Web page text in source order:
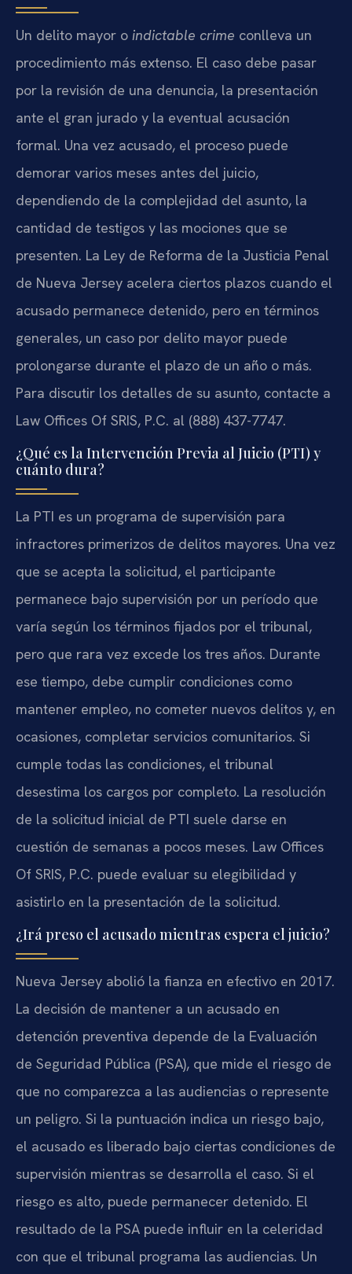
Un delito mayor o indictable crime conlleva un
procedimiento más extenso. El caso debe pasar
por la revisión de una denuncia, la presentación
ante el gran jurado y la eventual acusación
formal. Una vez acusado, el proceso puede
demorar varios meses antes del juicio,
dependiendo de la complejidad del asunto, la
cantidad de testigos y las mociones que se
presenten. La Ley de Reforma de la Justicia Penal
de Nueva Jersey acelera ciertos plazos cuando el
acusado permanece detenido, pero en términos
generales, un caso por delito mayor puede
prolongarse durante el plazo de un año o más.
Para discutir los detalles de su asunto, contacte a
Law Offices Of SRIS, P.C. al (888) 437-7747.
¿Qué es la Intervención Previa al Juicio (PTI) y
cuánto dura?
La PTI es un programa de supervisión para
infractores primerizos de delitos mayores. Una vez
que se acepta la solicitud, el participante
permanece bajo supervisión por un período que
varía según los términos fijados por el tribunal,
pero que rara vez excede los tres años. Durante
ese tiempo, debe cumplir condiciones como
mantener empleo, no cometer nuevos delitos y, en
ocasiones, completar servicios comunitarios. Si
cumple todas las condiciones, el tribunal
desestima los cargos por completo. La resolución
de la solicitud inicial de PTI suele darse en
cuestión de semanas a pocos meses. Law Offices
Of SRIS, P.C. puede evaluar su elegibilidad y
asistirlo en la presentación de la solicitud.
¿Irá preso el acusado mientras espera el juicio?
Nueva Jersey abolió la fianza en efectivo en 2017.
La decisión de mantener a un acusado en
detención preventiva depende de la Evaluación
de Seguridad Pública (PSA), que mide el riesgo de
que no comparezca a las audiencias o represente
un peligro. Si la puntuación indica un riesgo bajo,
el acusado es liberado bajo ciertas condiciones de
supervisión mientras se desarrolla el caso. Si el
riesgo es alto, puede permanecer detenido. El
resultado de la PSA puede influir en la celeridad
con que el tribunal programa las audiencias. Un